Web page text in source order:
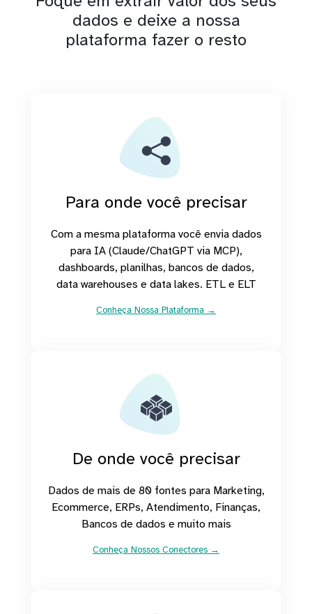
dados e deixe a nossa
plataforma fazer o resto
Para onde você precisar
Com a mesma plataforma você envia dados
para IA (Claude/ChatGPT via MCP),
dashboards, planilhas, bancos de dados,
data warehouses e data lakes. ETL e ELT
Conheça Nossa Plataforma →
De onde você precisar
Dados de mais de 80 fontes para Marketing,
Ecommerce, ERPs, Atendimento, Finanças,
Bancos de dados e muito mais
Conheça Nossos Conectores →